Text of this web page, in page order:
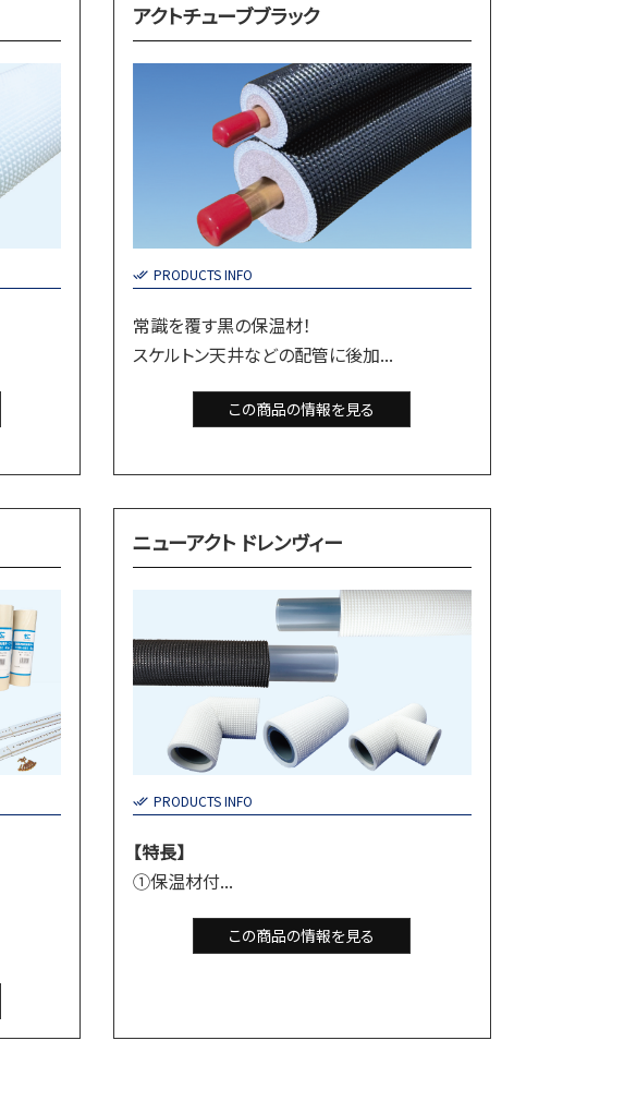
アクトチューブブラック
PRODUCTS INFO
常識を覆す黒の保温材！
スケルトン天井などの配管に後加...
この商品の情報を見る
ニューアクト ドレンヴィー
PRODUCTS INFO
【特長】
①保温材付...
この商品の情報を見る